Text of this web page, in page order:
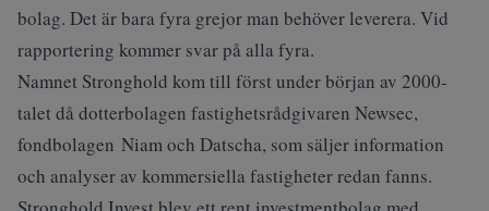
bolag. Det är bara fyra grejor man behöver leverera. Vid
rapportering kommer svar på alla fyra.
Namnet Stronghold kom till först under början av 2000-
talet då dotterbolagen fastighetsrådgivaren Newsec,
fondbolagen Niam och Datscha, som säljer information
och analyser av kommersiella fastigheter redan fanns.